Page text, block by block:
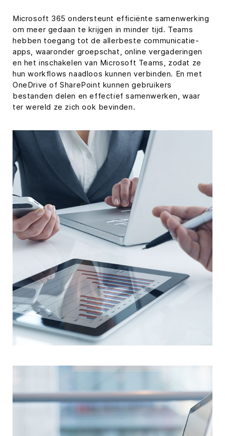
Microsoft 365 ondersteunt efficiënte samenwerking
om meer gedaan te krijgen in minder tijd. Teams
hebben toegang tot de allerbeste communicatie-
apps, waaronder groepschat, online vergaderingen
en het inschakelen van Microsoft Teams, zodat ze
hun workflows naadloos kunnen verbinden. En met
OneDrive of SharePoint kunnen gebruikers
bestanden delen en effectief samenwerken, waar
ter wereld ze zich ook bevinden.